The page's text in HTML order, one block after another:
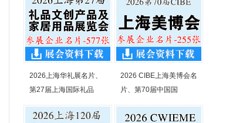
2026上海华礼展名片、
第27届上海国际礼品
2026 CIBE上海美博会名
片、第70届中国国